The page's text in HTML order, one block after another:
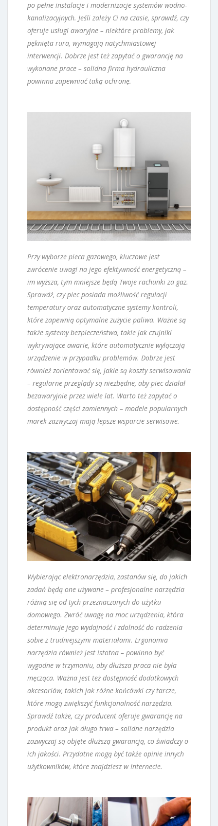
po pełne instalacje i modernizacje systemów wodno-
kanalizacyjnych. Jeśli zależy Ci na czasie, sprawdź, czy
oferuje usługi awaryjne – niektóre problemy, jak
pęknięta rura, wymagają natychmiastowej
interwencji. Dobrze jest też zapytać o gwarancję na
wykonane prace – solidna firma hydrauliczna
powinna zapewniać taką ochronę.
Przy wyborze pieca gazowego, kluczowe jest
zwrócenie uwagi na jego efektywność energetyczną –
im wyższa, tym mniejsze będą Twoje rachunki za gaz.
Sprawdź, czy piec posiada możliwość regulacji
temperatury oraz automatyczne systemy kontroli,
które zapewnią optymalne zużycie paliwa. Ważne są
także systemy bezpieczeństwa, takie jak czujniki
wykrywające awarie, które automatycznie wyłączają
urządzenie w przypadku problemów. Dobrze jest
również zorientować się, jakie są koszty serwisowania
– regularne przeglądy są niezbędne, aby piec działał
bezawaryjnie przez wiele lat. Warto też zapytać o
dostępność części zamiennych – modele popularnych
marek zazwyczaj mają lepsze wsparcie serwisowe.
Wybierając elektronarzędzia, zastanów się, do jakich
zadań będą one używane – profesjonalne narzędzia
różnią się od tych przeznaczonych do użytku
domowego. Zwróć uwagę na moc urządzenia, która
determinuje jego wydajność i zdolność do radzenia
sobie z trudniejszymi materiałami. Ergonomia
narzędzia również jest istotna – powinno być
wygodne w trzymaniu, aby dłuższa praca nie była
męcząca. Ważna jest też dostępność dodatkowych
akcesoriów, takich jak różne końcówki czy tarcze,
które mogą zwiększyć funkcjonalność narzędzia.
Sprawdź także, czy producent oferuje gwarancję na
produkt oraz jak długo trwa – solidne narzędzia
zazwyczaj są objęte dłuższą gwarancją, co świadczy o
ich jakości. Przydatne mogą być także opinie innych
użytkowników, które znajdziesz w Internecie.